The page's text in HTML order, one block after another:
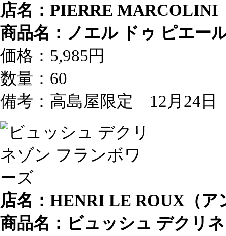
店名：PIERRE MARCOLINI
商品名：ノエル ドゥ ピエー
価格：5,985円
数量：60
備考：高島屋限定 12月24日
店名：HENRI LE ROUX（ア
商品名：ビュッシュ デクリ